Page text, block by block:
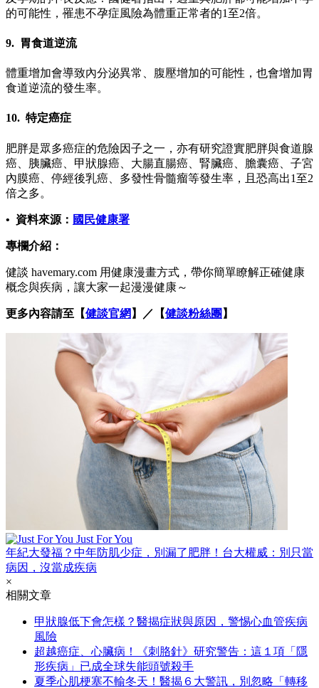
的可能性，罹患不孕症風險為體重正常者的1至2倍。
9. 胃食道逆流
體重增加會導致內分泌異常、腹壓增加的可能性，也會增加胃
食道逆流的發生率。
10. 特定癌症
肥胖是眾多癌症的危險因子之一，亦有研究證實肥胖與食道腺
癌、胰臟癌、甲狀腺癌、大腸直腸癌、腎臟癌、膽囊癌、子宮
內膜癌、停經後乳癌、多發性骨髓瘤等發生率，且恐高出1至2
倍之多。
• 資料來源： 國民健康署
專欄介紹：
健談 havemary.com 用健康漫畫方式，帶你簡單瞭解正確健康
概念與疾病，讓大家一起漫漫健康～
更多內容請至【健談官網 】／【健談粉絲團 】
Just For You
年紀大發福？中年防肌少症，別漏了肥胖！台大權威：別只當
病因，沒當成疾病
×
相關文章
甲狀腺低下會怎樣？醫揭症狀與原因，警惕心血管疾病
風險
超越癌症、心臟病！《刺胳針》研究警告：這１項「隱
形疾病」已成全球失能頭號殺手
夏季心肌梗塞不輸冬天！醫揭６大警訊，別忽略「轉移